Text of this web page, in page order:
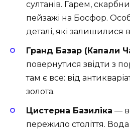
султанів. Гарем,
пейзажі на Босфор.
деталі, які залишилися
Гранд Базар (Капали
повернутися звідти з
там є все: від
золота.
Цистерна Базиліка —
пережило століття.